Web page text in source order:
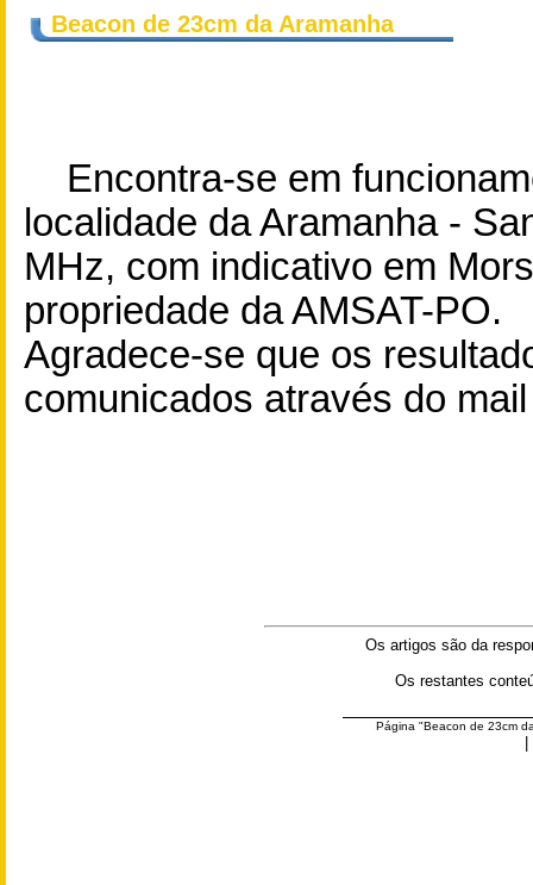
Beacon de 23cm da Aramanha
Encontra-se em
localidade da Aramanha -
MHz, com indicativo em
propriedade da AMSAT-PO.
Agradece-se que os
comunicados através do
Os artigos são da
Os restantes
Página "Beacon de 23cm